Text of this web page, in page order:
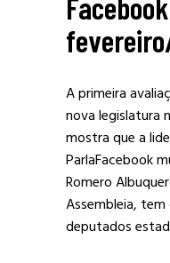
A primeira
nova legislatura
mostra que a
ParlaFacebook
Romero
Assembleia,
deputados